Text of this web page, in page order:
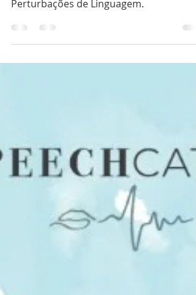
Consulta Especializada em Dislexia e
Perturbações de Linguagem.